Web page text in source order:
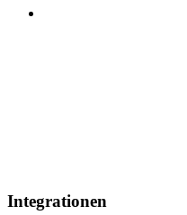
Integrationen